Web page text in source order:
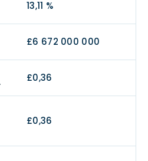
13,11 %
£6 672 000 000
£0,36
£0,36